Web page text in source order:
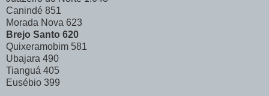
Canindé 851
Morada Nova 623
Brejo Santo 620
Quixeramobim 581
Ubajara 490
Tianguá 405
Eusébio 399